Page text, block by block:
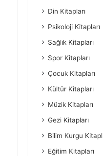
Din Kitapları
Psikoloji Kitapları
Sağlık Kitapları
Spor Kitapları
Çocuk Kitapları
Kültür Kitapları
Müzik Kitapları
Gezi Kitapları
Bilim Kurgu
Eğitim Kitapları